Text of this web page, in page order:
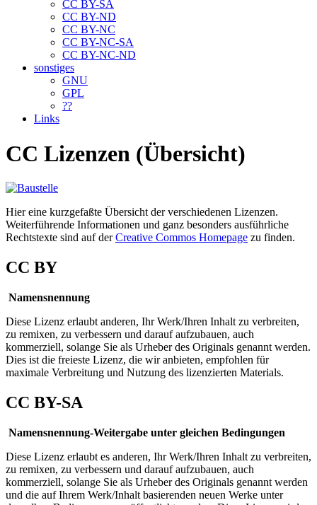
CC BY-SA
CC BY-ND
CC BY-NC
CC BY-NC-SA
CC BY-NC-ND
sonstiges
GNU
GPL
??
Links
CC Lizenzen (Übersicht)
Hier eine kurzgefaßte Übersicht der verschiedenen Lizenzen.
Weiterführende Informationen und ganz besonders ausführliche
Rechtstexte sind auf derCreative Commos Homepage zu finden.
CC BY
Namensnennung
Diese Lizenz erlaubt anderen, Ihr Werk/Ihren Inhalt zu verbreiten,
zu remixen, zu verbessern und darauf aufzubauen, auch
kommerziell, solange Sie als Urheber des Originals genannt werden.
Dies ist die freieste Lizenz, die wir anbieten, empfohlen für
maximale Verbreitung und Nutzung des lizenzierten Materials.
CC BY-SA
Namensnennung-Weitergabe unter gleichen Bedingungen
Diese Lizenz erlaubt es anderen, Ihr Werk/Ihren Inhalt zu verbreiten,
zu remixen, zu verbessern und darauf aufzubauen, auch
kommerziell, solange Sie als Urheber des Originals genannt werden
und die auf Ihrem Werk/Inhalt basierenden neuen Werke unter